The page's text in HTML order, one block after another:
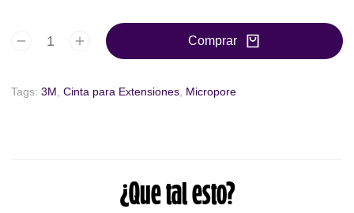
Comprar
Tags: 3M Cinta para Extensiones Micropore
¿Que tal esto?